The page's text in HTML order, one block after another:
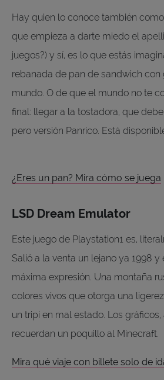
Hay quien lo conoce también
que empieza a darte miedo el
juegos?) y sí, es lo que estás
rebanada de pan de sandwich con
mundo. O de que el mundo no te
final: llegar a la tostadora, que
pero versión Panrico. Está
¿Eres un pan? Mira cómo se juega
LSD Dream Emulator
Este juego de Playstation1 es,
Salió a la venta un lejano ya 1998 y
máxima expresión. Una montaña
colores vivos que otorga una
un tripi en mal estado. Los gráficos,
recuerdan un poquillo al Minecraft.
Mira qué viaje con billete solo de